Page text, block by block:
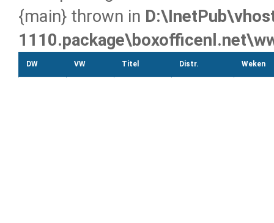
{main} thrown in
DW VW Titel Distr. Weken